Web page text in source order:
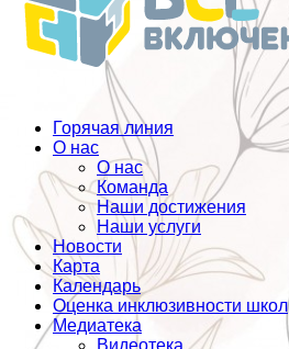
Горячая линия
О нас
О нас
Команда
Наши достижения
Наши услуги
Новости
Карта
Календарь
Оценка инклюзивности школ
Медиатека